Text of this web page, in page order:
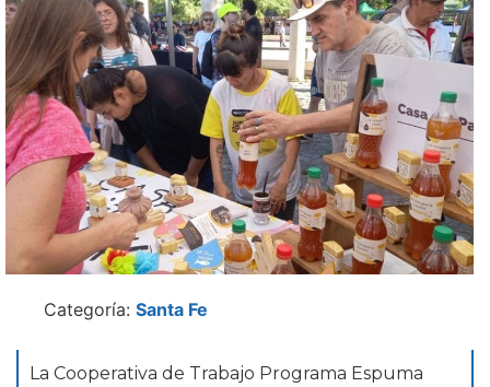
Categoría: Santa Fe
La Cooperativa de Trabajo Programa Espuma